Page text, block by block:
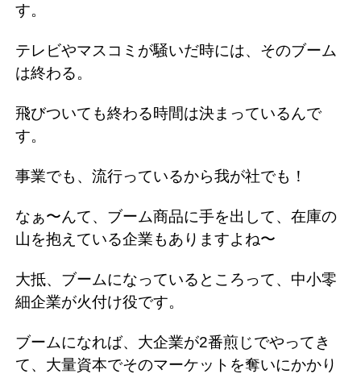
す。
テレビやマスコミが騒いだ時には、そのブーム
は終わる。
飛びついても終わる時間は決まっているんで
す。
事業でも、流行っているから我が社でも！
なぁ〜んて、ブーム商品に手を出して、在庫の
山を抱えている企業もありますよね〜
大抵、ブームになっているところって、中小零
細企業が火付け役です。
ブームになれば、大企業が2番煎じでやってき
て、大量資本でそのマーケットを奪いにかかり